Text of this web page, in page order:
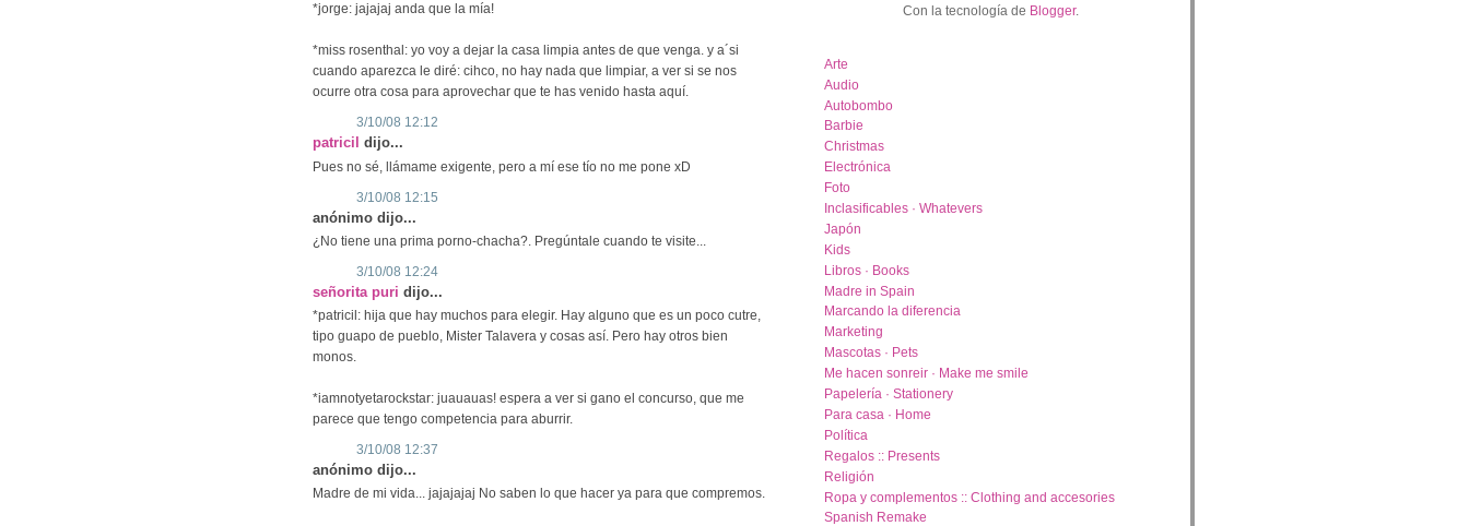
*jorge: jajajaj anda que la mía!
*miss rosenthal: yo voy a dejar la casa limpia antes de que venga. y a´si
cuando aparezca le diré: cihco, no hay nada que limpiar, a ver si se nos
ocurre otra cosa para aprovechar que te has venido hasta aquí.
3/10/08 12:12
patricil dijo...
Pues no sé, llámame exigente, pero a mí ese tío no me pone xD
3/10/08 12:15
anónimo dijo...
¿No tiene una prima porno-chacha?. Pregúntale cuando te visite...
3/10/08 12:24
señorita puri dijo...
*patricil: hija que hay muchos para elegir. Hay alguno que es un poco cutre,
tipo guapo de pueblo, Mister Talavera y cosas así. Pero hay otros bien
monos.
*iamnotyetarockstar: juauauas! espera a ver si gano el concurso, que me
parece que tengo competencia para aburrir.
3/10/08 12:37
anónimo dijo...
Madre de mi vida... jajajajaj No saben lo que hacer ya para que compremos.
Con la tecnología de Blogger.
Arte
Audio
Autobombo
Barbie
Christmas
Electrónica
Foto
Inclasificables · Whatevers
Japón
Kids
Libros · Books
Madre in Spain
Marcando la diferencia
Marketing
Mascotas · Pets
Me hacen sonreir · Make me smile
Papelería · Stationery
Para casa · Home
Política
Regalos :: Presents
Religión
Ropa y complementos :: Clothing and accesories
Spanish Remake